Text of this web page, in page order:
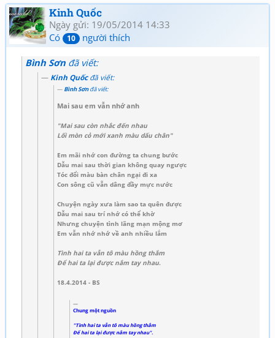
Kinh Quốc
Ngày gửi: 19/05/2014 14:33
Có
10 người thích
Bình Sơn đã viết:
Kinh Quốcđã viết:
Bình Sơnđã viết:
Mai sau em vẫn nhớ anh
"Mai sau còn nhắc đến nhau
Lối mòn cỏ mới xanh màu dấu chân"
Em mãi nhớ con đường ta chung bước
Dẫu mai sau thời gian không quay ngược
Tóc đổi màu bàn chân ngại đi xa
Con sông cũ vẫn dâng đầy mực nước
Chuyện ngày xưa làm sao ta quên được
Dẫu mai sau trí nhớ có thể khờ
Nhưng chuyện tình lãng mạn mộng mơ
Em vẫn nhớ nhớ về anh nhiều lắm
Tình hai ta vẫn tô màu hồng thắm
Để hai ta lại được nắm tay nhau.
18.4.2014 - BS
Chung một nguồn
"Tình hai ta vẫn tô màu hồng thắm
Để hai ta lại được nắm tay nhau".